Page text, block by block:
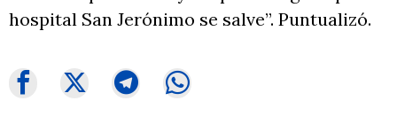
hospital San Jerónimo se salve”. Puntualizó.